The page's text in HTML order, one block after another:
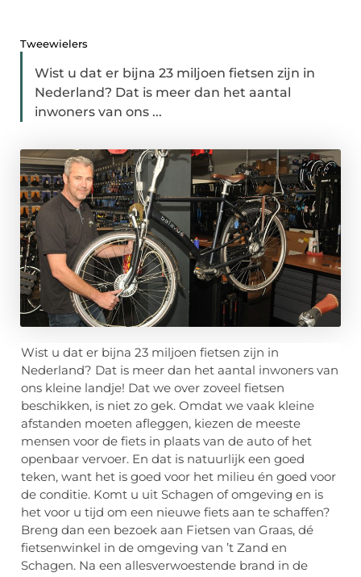
Tweewielers
Wist u dat er bijna 23 miljoen fietsen zijn in
Nederland? Dat is meer dan het aantal
inwoners van ons ...
Wist u dat er bijna 23 miljoen fietsen zijn in
Nederland? Dat is meer dan het aantal inwoners van
ons kleine landje! Dat we over zoveel fietsen
beschikken, is niet zo gek. Omdat we vaak kleine
afstanden moeten afleggen, kiezen de meeste
mensen voor de fiets in plaats van de auto of het
openbaar vervoer. En dat is natuurlijk een goed
teken, want het is goed voor het milieu én goed voor
de conditie. Komt u uit Schagen of omgeving en is
het voor u tijd om een nieuwe fiets aan te schaffen?
Breng dan een bezoek aan Fietsen van Graas, dé
fietsenwinkel in de omgeving van ’t Zand en
Schagen. Na een allesverwoestende brand in de